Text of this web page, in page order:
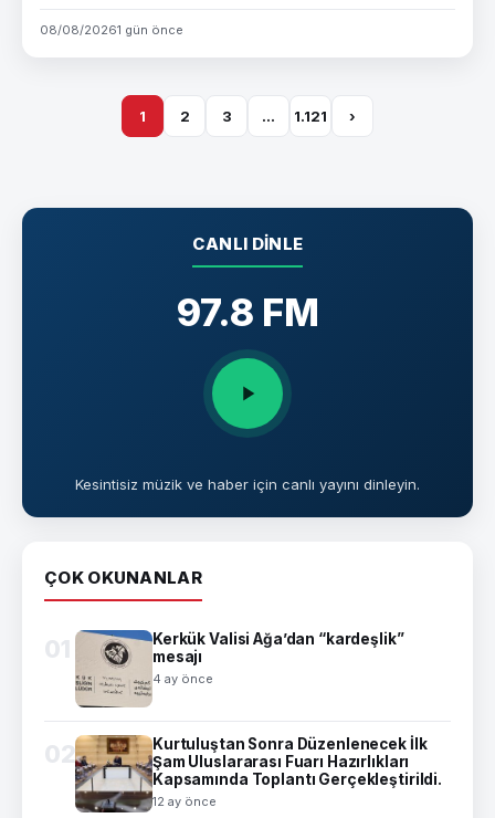
08/08/20261 gün önce
1 2 3 … 1.121 ›
CANLI DINLE
97.8 FM
Kesintisiz müzik ve haber için canlı yayını dinleyin.
ÇOK OKUNANLAR
01
Kerkük Valisi Ağa’dan “kardeşlik”
mesajı
4 ay önce
02
Kurtuluştan Sonra Düzenlenecek İlk
Şam Uluslararası Fuarı Hazırlıkları
Kapsamında Toplantı Gerçekleştirildi.
12 ay önce